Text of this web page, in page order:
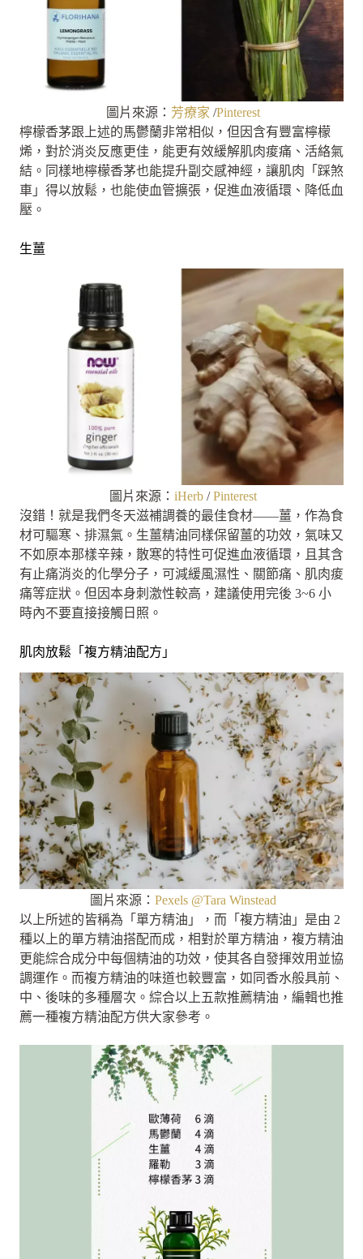
圖片來源： 芳療家 /Pinterest
檸檬香茅跟上述的馬鬱蘭非常相似，但因含有豐富檸檬
烯，對於消炎反應更佳，能更有效緩解肌肉痠痛、活絡氣
結。同樣地檸檬香茅也能提升副交感神經，讓肌肉「踩煞
車」得以放鬆，也能使血管擴張，促進血液循環、降低血
壓。
生薑
圖片來源： iHerb /Pinterest
沒錯！就是我們冬天滋補調養的最佳食材——薑，作為食
材可驅寒、排濕氣。生薑精油同樣保留薑的功效，氣味又
不如原本那樣辛辣，散寒的特性可促進血液循環，且其含
有止痛消炎的化學分子，可減緩風濕性、關節痛、肌肉痠
痛等症狀。但因本身刺激性較高，建議使用完後 3~6 小
時內不要直接接觸日照。
肌肉放鬆「複方精油配方」
圖片來源： Pexels @Tara Winstead
以上所述的皆稱為「單方精油」，而「複方精油」是由 2
種以上的單方精油搭配而成，相對於單方精油，複方精油
更能綜合成分中每個精油的功效，使其各自發揮效用並協
調運作。而複方精油的味道也較豐富，如同香水般具前、
中、後味的多種層次。綜合以上五款推薦精油，編輯也推
薦一種複方精油配方供大家參考。